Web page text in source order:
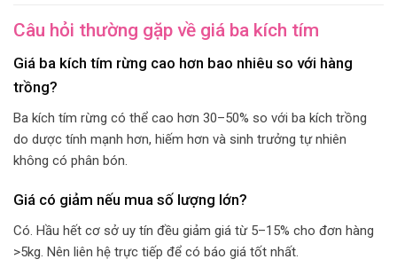
Câu hỏi thường gặp về giá ba kích tím
Giá ba kích tím rừng cao hơn bao nhiêu so với hàng
trồng?
Ba kích tím rừng có thể cao hơn 30–50% so với ba kích trồng
do dược tính mạnh hơn, hiếm hơn và sinh trưởng tự nhiên
không có phân bón.
Giá có giảm nếu mua số lượng lớn?
Có. Hầu hết cơ sở uy tín đều giảm giá từ 5–15% cho đơn hàng
>5kg. Nên liên hệ trực tiếp để có báo giá tốt nhất.